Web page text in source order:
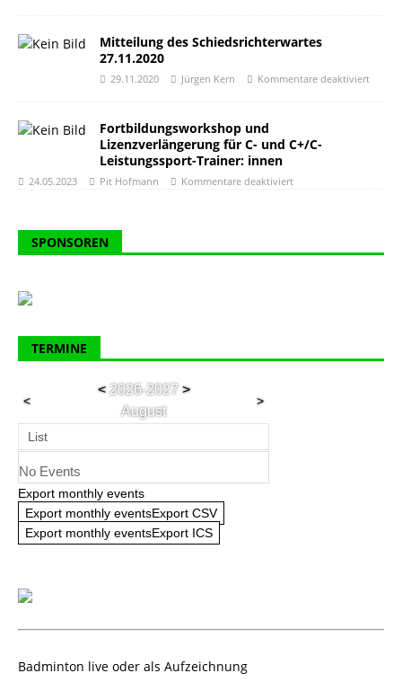
Mitteilung des Schiedsrichterwartes
27.11.2020​
29.11.2020 Jürgen Kern Kommentare deaktiviert
Fortbildungsworkshop und
Lizenzverlängerung für C- und C+/C-
Leistungssport-Trainer: innen
24.05.2023 Pit Hofmann Kommentare deaktiviert
SPONSOREN
TERMINE
<
<2026-2027 >
August
>
List
No Events
Export monthly events
Export monthly eventsExport CSV
Export monthly eventsExport ICS
Badminton live oder als Aufzeichnung